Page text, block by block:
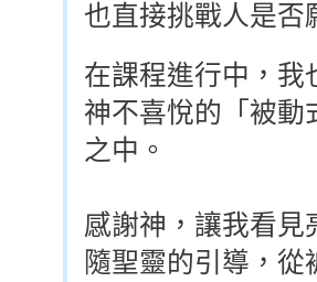
也直接挑戰人是否
在課程進行中，我
神不喜悅的「被
之中。
感謝神，讓我看見
隨聖靈的引導，